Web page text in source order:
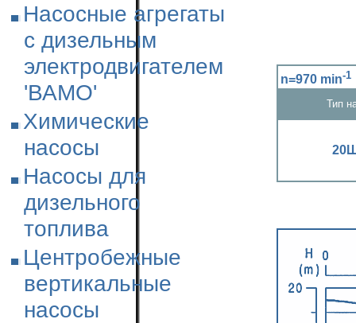
Насосные агрегаты
с дизельным
электродвигателем
'ВАМО'
Химические
насосы
Насосы для
дизельного
топлива
Центробежные
вертикальные
насосы
n=970 min-1
Тип